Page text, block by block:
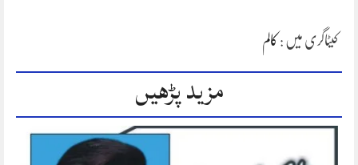
کیٹاگری میں : کالم
مزید پڑھیں